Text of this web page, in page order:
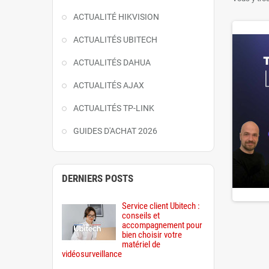
ACTUALITÉ HIKVISION
ACTUALITÉS UBITECH
ACTUALITÉS DAHUA
ACTUALITÉS AJAX
ACTUALITÉS TP-LINK
GUIDES D'ACHAT 2026
DERNIERS POSTS
Service client Ubitech :
conseils et
accompagnement pour
bien choisir votre
matériel de
vidéosurveillance
Cette
Ubitech
d’un
modèles
entreprise.
De